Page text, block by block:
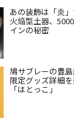
あの装飾は「炎
火焔型土器、
インの秘密
鳩サブレーの豊島
限定グッズ詳細
「はとっこ」